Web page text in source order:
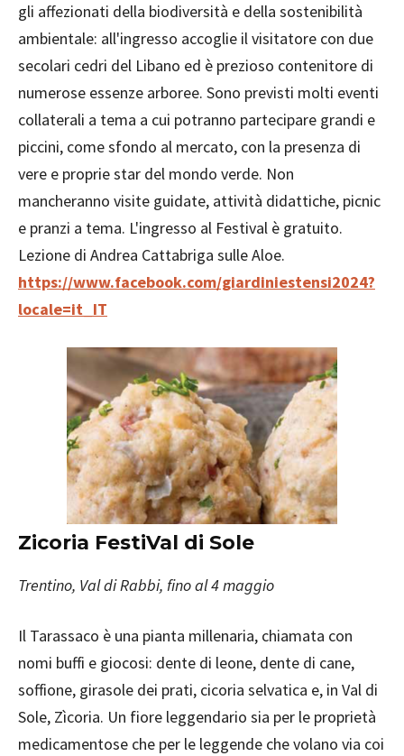
gli affezionati della biodiversità e della sostenibilità
ambientale: all'ingresso accoglie il visitatore con due
secolari cedri del Libano ed è prezioso contenitore di
numerose essenze arboree. Sono previsti molti eventi
collaterali a tema a cui potranno partecipare grandi e
piccini, come sfondo al mercato, con la presenza di
vere e proprie star del mondo verde. Non
mancheranno visite guidate, attività didattiche, picnic
e pranzi a tema. L'ingresso al Festival è gratuito.
Lezione di Andrea Cattabriga sulle Aloe.
https://www.facebook.com/giardiniestensi2024?
locale=it_IT
Zicoria FestiVal di Sole
Trentino, Val di Rabbi, fino al 4 maggio
Il Tarassaco è una pianta millenaria, chiamata con
nomi buffi e giocosi: dente di leone, dente di cane,
soffione, girasole dei prati, cicoria selvatica e, in Val di
Sole, Zìcoria. Un fiore leggendario sia per le proprietà
medicamentose che per le leggende che volano via coi